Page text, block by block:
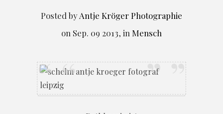
Posted byAntje Kröger Photographie
on Sep. 09 2013, in Mensch